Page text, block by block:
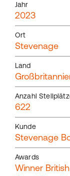
Jahr
2023
Ort
Stevenage
Land
Anzahl
622
Kunde
Stevenage
Awards
Winner